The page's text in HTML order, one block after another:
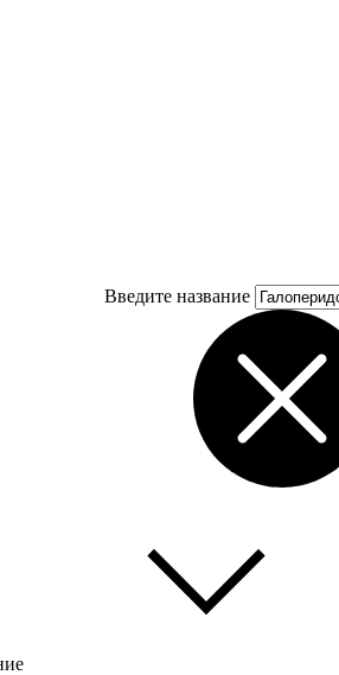
Введите название